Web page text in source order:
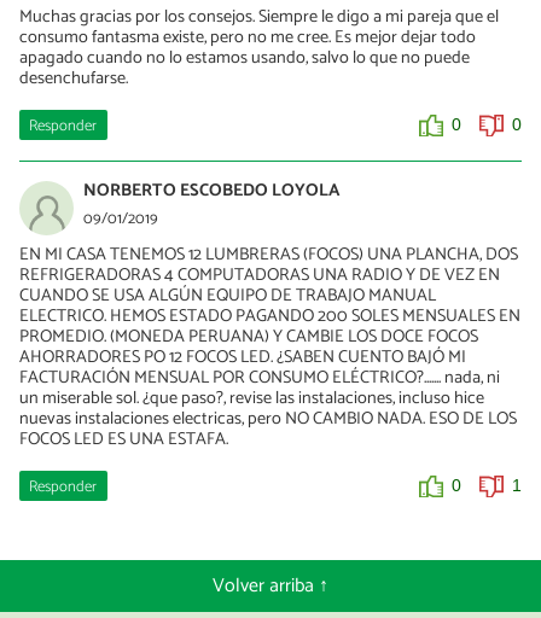
Muchas gracias por los consejos. Siempre le digo a mi pareja que el
consumo fantasma existe, pero no me cree. Es mejor dejar todo
apagado cuando no lo estamos usando, salvo lo que no puede
desenchufarse.
Responder 0 0
NORBERTO ESCOBEDO LOYOLA
09/01/2019
EN MI CASA TENEMOS 12 LUMBRERAS (FOCOS) UNA PLANCHA, DOS
REFRIGERADORAS 4 COMPUTADORAS UNA RADIO Y DE VEZ EN
CUANDO SE USA ALGÚN EQUIPO DE TRABAJO MANUAL
ELECTRICO. HEMOS ESTADO PAGANDO 200 SOLES MENSUALES EN
PROMEDIO. (MONEDA PERUANA) Y CAMBIE LOS DOCE FOCOS
AHORRADORES PO 12 FOCOS LED. ¿SABEN CUENTO BAJÓ MI
FACTURACIÓN MENSUAL POR CONSUMO ELÉCTRICO?....... nada, ni
un miserable sol. ¿que paso?, revise las instalaciones, incluso hice
nuevas instalaciones electricas, pero NO CAMBIO NADA. ESO DE LOS
FOCOS LED ES UNA ESTAFA.
Responder 0 1
Volver arriba ↑